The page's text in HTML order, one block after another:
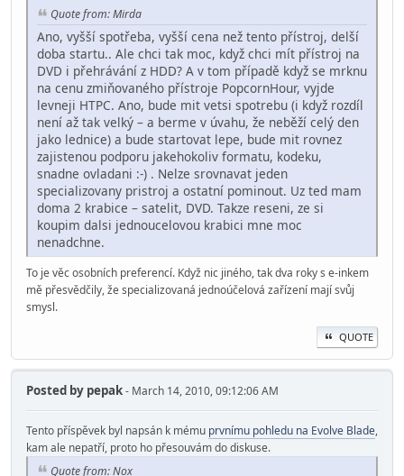
Quote from: Mirda
Ano, vyšší spotřeba, vyšší cena než tento přístroj, delší
doba startu.. Ale chci tak moc, když chci mít přístroj na
DVD i přehrávání z HDD? A v tom případě když se mrknu
na cenu zmiňovaného přístroje PopcornHour, vyjde
levneji HTPC. Ano, bude mit vetsi spotrebu (i když rozdíl
není až tak velký – a berme v úvahu, že neběží celý den
jako lednice) a bude startovat lepe, bude mit rovnez
zajistenou podporu jakehokoliv formatu, kodeku,
snadne ovladani :-) . Nelze srovnavat jeden
specializovany pristroj a ostatní pominout. Uz ted mam
doma 2 krabice – satelit, DVD. Takze reseni, ze si
koupim dalsi jednoucelovou krabici mne moc
nenadchne.
To je věc osobních preferencí. Když nic jiného, tak dva roky s e-inkem
mě přesvědčily, že specializovaná jednoúčelová zařízení mají svůj
smysl.
QUOTE
Posted by pepak- March 14, 2010, 09:12:06 AM
Tento příspěvek byl napsán k mému prvnímu pohledu na Evolve Blade,
kam ale nepatří, proto ho přesouvám do diskuse.
Quote from: Nox